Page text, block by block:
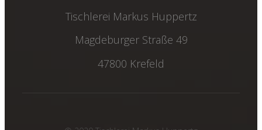
Tischlerei Markus Huppertz
Magdeburger Straße 49
47800 Krefeld